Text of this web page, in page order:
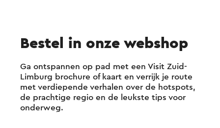
doorgewinterde geschiedenisfanaat als de
nieuwsgierige bezoeker zal versteld staan van de
historie die schuilgaat in de dorpjes en bossen van
Gulpen-Wittem.
De route is niet apart bewegwijzerd, maar er is
wel een speciale brochure met de route te
Bestel in onze webshop
Ga ontspannen op pad met een Visit Zuid-
Limburg brochure of kaart en verrijk je route
met verdiepende verhalen over de hotspots,
de prachtige regio en de leukste tips voor
onderweg.